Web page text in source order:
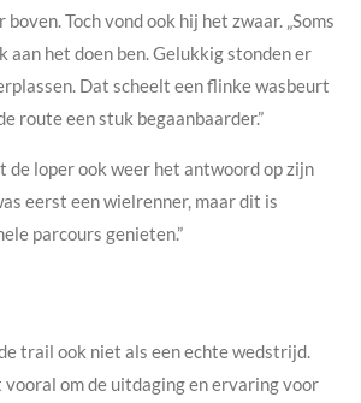
Toch vond ook hij het zwaar. „Soms
aan het doen ben. Gelukkig stonden er
Dat scheelt een flinke wasbeurt
route een stuk begaanbaarder.”
de loper ook weer het antwoord op zijn
eerst een wielrenner, maar dit is
parcours genieten.”
trail ook niet als een echte wedstrijd.
om de uitdaging en ervaring voor